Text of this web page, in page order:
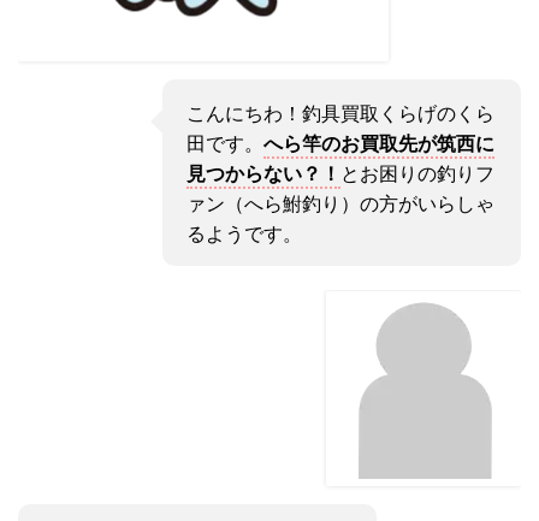
こんにちわ！釣具買取くらげのくら
田です。 へら竿のお買取先が筑西に
見つからない？！ とお困りの釣りフ
ァン（へら鮒釣り）の方がいらしゃ
るようです。